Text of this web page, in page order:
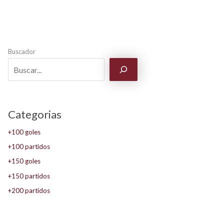
Buscador
Categorias
+100 goles
+100 partidos
+150 goles
+150 partidos
+200 partidos